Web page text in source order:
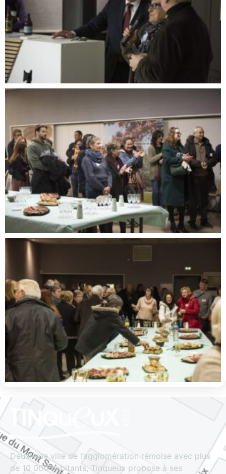
Deuxième ville de l’agglomération rémoise avec plus
de 10 000 habitants, Tinqueux propose à ses